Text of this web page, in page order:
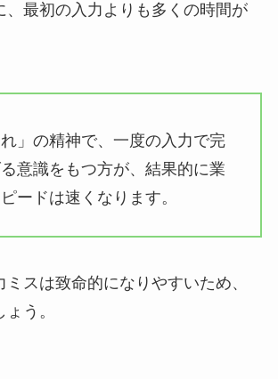
、最初の入力よりも多くの時間が
れ」の精神で、一度の入力で完
意識をもつ方が、結果的に業
ードは速くなります。
スは致命的になりやすいため、
う。